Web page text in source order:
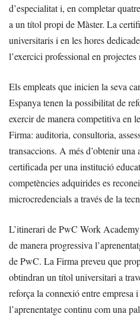
d’especialitat i, en completar
a un títol propi de Màster. La
universitaris i en les hores
l’exercici professional en projectes
Els empleats que inicien la seva
Espanya tenen la possibilitat de
exercir de manera competitiva en
Firma: auditoria, consultoria,
transaccions. A més d’obtenir
certificada per una institució
competències adquirides es
microcredencials a través de la
L’itinerari de PwC Work
de manera progressiva
de PwC. La Firma preveu que
obtindran un títol universitari a
reforça la connexió entre empresa
l’aprenentatge continu com una